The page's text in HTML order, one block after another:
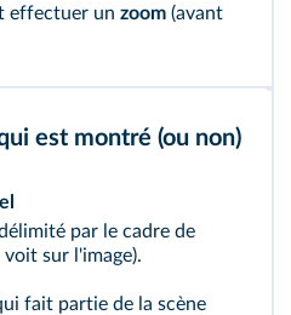
effectuer un zoom (avant
est montré (ou non)
par le cadre de
voit sur l'image).
fait partie de la scène